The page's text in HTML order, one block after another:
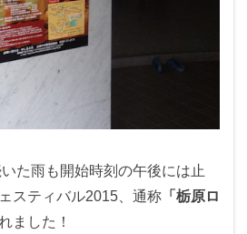
た雨も開始時刻の午後には止
スティバル2015、通称 「栃原ロ
ました！